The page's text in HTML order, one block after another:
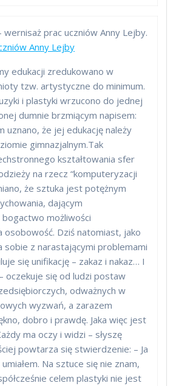
prac uczniów Anny Lejby.
Anny Lejby
edukacji zredukowano w
tzw. artystyczne do minimum.
i plastyki wrzucono do jednej
dumnie brzmiącym napisem:
uznano, że jej edukację należy
gimnazjalnym.Tak
kształtowania sfer
na rzecz “komputeryzacji
że sztuka jest potężnym
dającym
możliwości
osobowość. Dziś natomiast, jako
sobie z narastającymi problemami
się unifikację – zakaz i nakaz… I
oczekuje się od ludzi postaw
odważnych w
wyzwań, a zarazem
dobro i prawdę. Jaka więc jest
ma oczy i widzi – słyszę
powtarza się stwierdzenie: – Ja
Na sztuce się nie znam,
celem plastyki nie jest